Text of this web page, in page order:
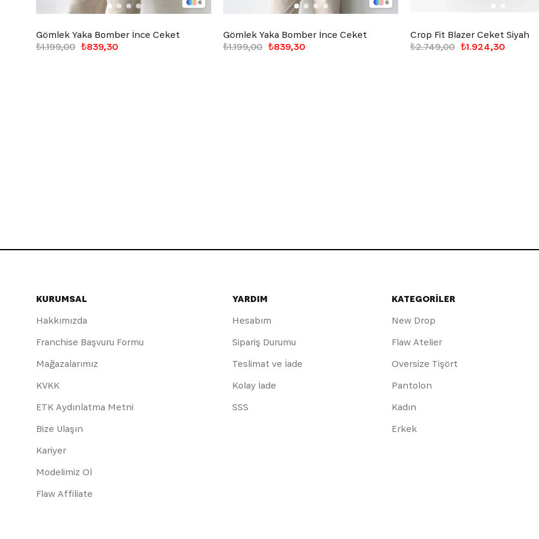
6
Gömlek Yaka Bomber İnce Ceket
₺839,30
₺1.199,00
6
Gömlek Yaka Bomber İnce Ceket
₺839,30
₺1.199,00
Crop Fit Blazer Ceket Siyah
₺1.924,30
₺2.749,00
KURUMSAL
Hakkımızda
Franchise Başvuru Formu
Mağazalarımız
KVKK
ETK Aydınlatma Metni
Bize Ulaşın
Kariyer
Modelimiz Ol
Flaw Affiliate
YARDIM
Hesabım
Sipariş Durumu
Teslimat ve İade
Kolay İade
SSS
KATEGORİLER
New Drop
Flaw Atelier
Oversize Tişört
Pantolon
Kadın
Erkek